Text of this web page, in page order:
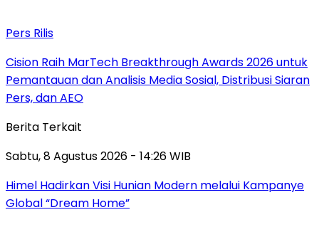
Pers Rilis
Cision Raih MarTech Breakthrough Awards 2026 untuk
Pemantauan dan Analisis Media Sosial, Distribusi Siaran
Pers, dan AEO
Berita Terkait
Sabtu, 8 Agustus 2026 - 14:26 WIB
Himel Hadirkan Visi Hunian Modern melalui Kampanye
Global “Dream Home”